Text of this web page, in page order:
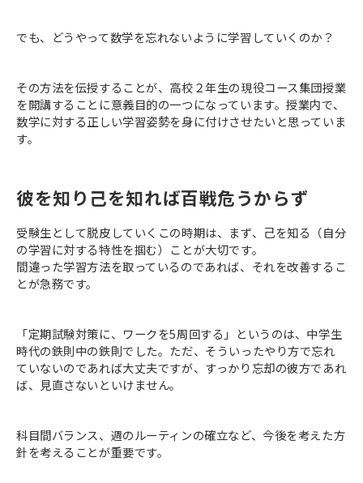
でも、どうやって数学を忘れないように学習していくのか？
その方法を伝授することが、高校２年生の現役コース集団授業
を開講することに意義目的の一つになっています。授業内で、
数学に対する正しい学習姿勢を身に付けさせたいと思っていま
す。
彼を知り己を知れば百戦危うからず
受験生として脱皮していくこの時期は、まず、己を知る（自分
の学習に対する特性を掴む）ことが大切です。
間違った学習方法を取っているのであれば、それを改善するこ
とが急務です。
「定期試験対策に、ワークを5周回する」というのは、中学生
時代の鉄則中の鉄則でした。ただ、そういったやり方で忘れ
ていないのであれば大丈夫ですが、すっかり忘却の彼方であれ
ば、見直さないといけません。
科目間バランス、週のルーティンの確立など、今後を考えた方
針を考えることが重要です。